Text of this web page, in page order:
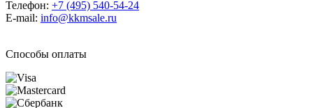
Телефон: +7 (495) 540-54-24
E-mail: info@kkmsale.ru
Способы оплаты